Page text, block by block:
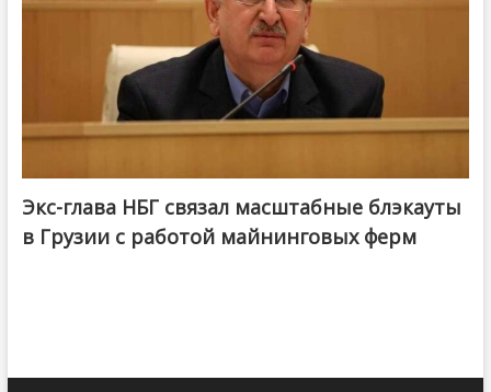
Экс-глава НБГ связал масштабные блэкауты
в Грузии с работой майнинговых ферм